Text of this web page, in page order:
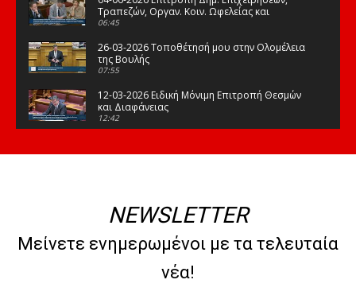
Τραπεζών, Οργαν. Κοιν. Ωφελείας και
Φορέων Κοινων. Ασφάλισης
06:45
26-03-2026 Τοποθέτησή μου στην Ολομέλεια
της Βουλής
07:55
12-03-2026 Ειδική Μόνιμη Επιτροπή Θεσμών
και Διαφάνειας
12:42
της Βουλής
08:47
10-02-2026 Διαρκής Επιτροπή Μορφωτικών
Υποθέσεων
NEWSLETTER
Μείνετε ενημερωμένοι με τα τελευταία
νέα!